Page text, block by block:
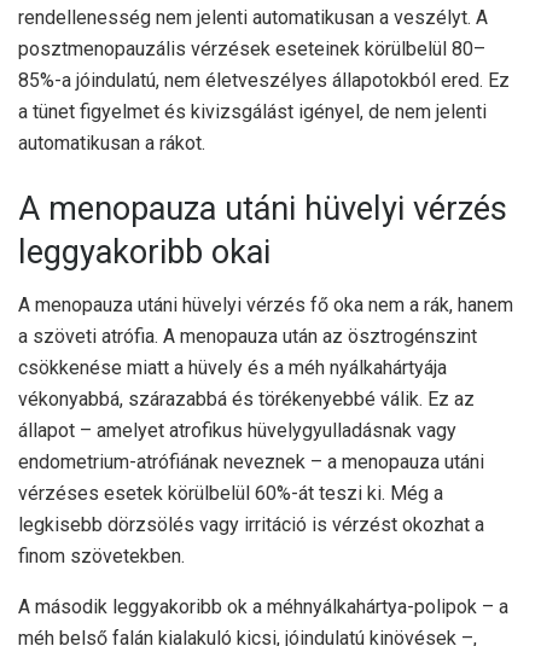
rendellenesség nem jelenti automatikusan a veszélyt. A
posztmenopauzális vérzések eseteinek körülbelül 80–
85%-a jóindulatú, nem életveszélyes állapotokból ered. Ez
a tünet figyelmet és kivizsgálást igényel, de nem jelenti
automatikusan a rákot.
A menopauza utáni hüvelyi vérzés
leggyakoribb okai
A menopauza utáni hüvelyi vérzés fő oka nem a rák, hanem
a szöveti atrófia. A menopauza után az ösztrogénszint
csökkenése miatt a hüvely és a méh nyálkahártyája
vékonyabbá, szárazabbá és törékenyebbé válik. Ez az
állapot – amelyet atrofikus hüvelygyulladásnak vagy
endometrium-atrófiának neveznek – a menopauza utáni
vérzéses esetek körülbelül 60%-át teszi ki. Még a
legkisebb dörzsölés vagy irritáció is vérzést okozhat a
finom szövetekben.
A második leggyakoribb ok a méhnyálkahártya-polipok – a
méh belső falán kialakuló kicsi, jóindulatú kinövések –,